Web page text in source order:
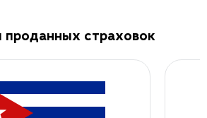
проданных страховок